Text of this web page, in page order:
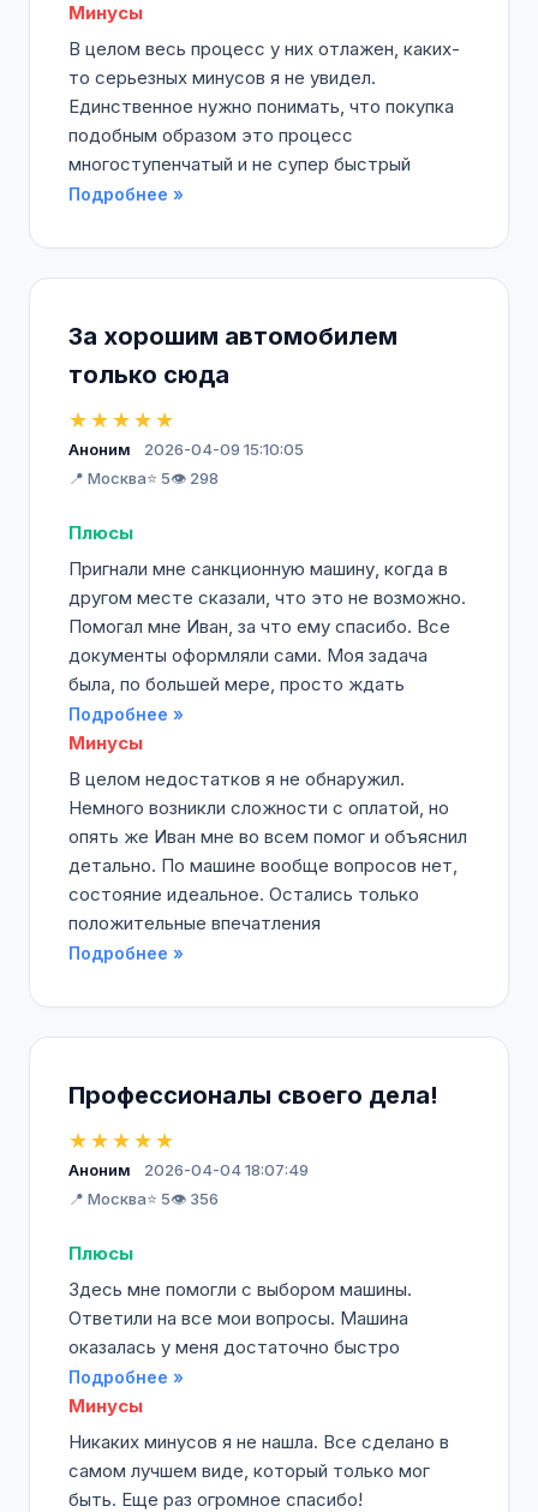
Минусы
В целом весь процесс у них отлажен, каких-
то серьезных минусов я не увидел.
Единственное нужно понимать, что покупка
подобным образом это процесс
многоступенчатый и не супер быстрый
Подробнее »
За хорошим автомобилем
только сюда
★★★★★
Аноним
2026-04-09 15:10:05
📍 Москва⭐ 5👁️ 298
Плюсы
Пригнали мне санкционную машину, когда в
другом месте сказали, что это не возможно.
Помогал мне Иван, за что ему спасибо. Все
документы оформляли сами. Моя задача
была, по большей мере, просто ждать
Подробнее »
Минусы
В целом недостатков я не обнаружил.
Немного возникли сложности с оплатой, но
опять же Иван мне во всем помог и объяснил
детально. По машине вообще вопросов нет,
состояние идеальное. Остались только
положительные впечатления
Подробнее »
Профессионалы своего дела!
★★★★★
Аноним
2026-04-04 18:07:49
📍 Москва⭐ 5👁️ 356
Плюсы
Здесь мне помогли с выбором машины.
Ответили на все мои вопросы. Машина
оказалась у меня достаточно быстро
Подробнее »
Минусы
Никаких минусов я не нашла. Все сделано в
самом лучшем виде, который только мог
быть. Еще раз огромное спасибо!